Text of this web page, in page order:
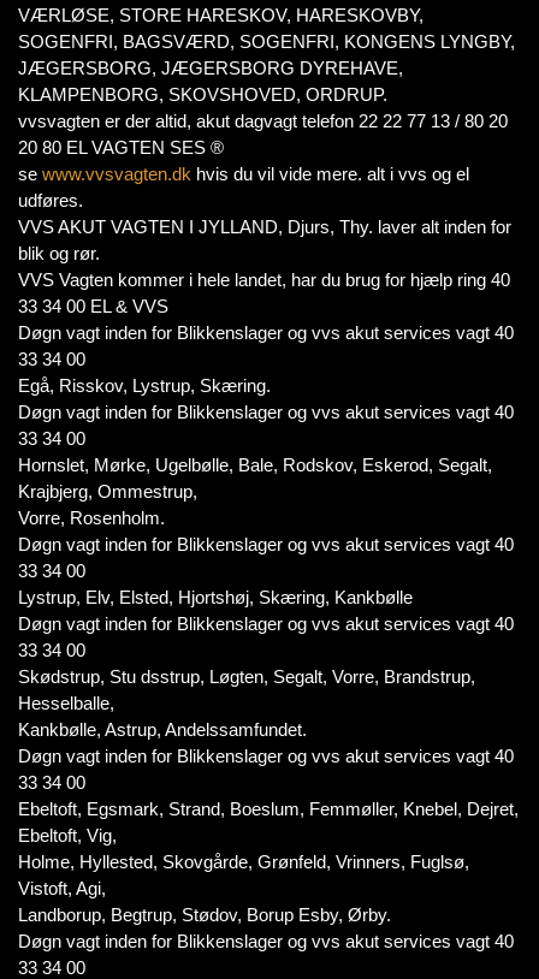
VÆRLØSE, STORE HARESKOV, HARESKOVBY,
SOGENFRI, BAGSVÆRD, SOGENFRI, KONGENS LYNGBY,
JÆGERSBORG, JÆGERSBORG DYREHAVE,
KLAMPENBORG, SKOVSHOVED, ORDRUP.
vvsvagten er der altid, akut dagvagt telefon 22 22 77 13 / 80 20
20 80 EL VAGTEN SES ®
se www.vvsvagten.dk hvis du vil vide mere. alt i vvs og el
udføres.
VVS AKUT VAGTEN I JYLLAND, Djurs, Thy. laver alt inden for
blik og rør.
VVS Vagten kommer i hele landet, har du brug for hjælp ring 40
33 34 00 EL & VVS
Døgn vagt inden for Blikkenslager og vvs akut services vagt 40
33 34 00
Egå, Risskov, Lystrup, Skæring.
Døgn vagt inden for Blikkenslager og vvs akut services vagt 40
33 34 00
Hornslet, Mørke, Ugelbølle, Bale, Rodskov, Eskerod, Segalt,
Krajbjerg, Ommestrup,
Vorre, Rosenholm.
Døgn vagt inden for Blikkenslager og vvs akut services vagt 40
33 34 00
Lystrup, Elv, Elsted, Hjortshøj, Skæring, Kankbølle
Døgn vagt inden for Blikkenslager og vvs akut services vagt 40
33 34 00
Skødstrup, Stu dsstrup, Løgten, Segalt, Vorre, Brandstrup,
Hesselballe,
Kankbølle, Astrup, Andelssamfundet.
Døgn vagt inden for Blikkenslager og vvs akut services vagt 40
33 34 00
Ebeltoft, Egsmark, Strand, Boeslum, Femmøller, Knebel, Dejret,
Ebeltoft, Vig,
Holme, Hyllested, Skovgårde, Grønfeld, Vrinners, Fuglsø,
Vistoft, Agi,
Landborup, Begtrup, Stødov, Borup Esby, Ørby.
Døgn vagt inden for Blikkenslager og vvs akut services vagt 40
33 34 00